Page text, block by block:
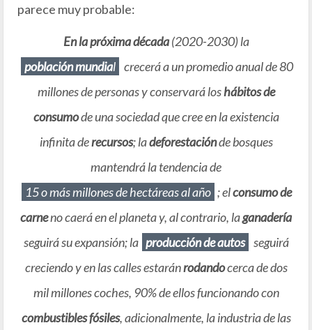
parece muy probable:
En la próxima década(2020-2030) la
población mundial crecerá a un promedio anual de 80
millones de personas y conservará loshábitos de
consumode una sociedad que cree en la existencia
infinita derecursos; ladeforestaciónde bosques
mantendrá la tendencia de
15 o más millones de hectáreas al año ; elconsumo de
carneno caerá en el planeta y, al contrario, laganadería
seguirá su expansión; la producción de autos seguirá
creciendo y en las calles estaránrodandocerca de dos
mil millones coches, 90% de ellos funcionando con
combustibles fósiles, adicionalmente, la industria de las